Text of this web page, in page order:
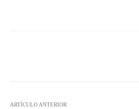
ARTÍCULO ANTERIOR